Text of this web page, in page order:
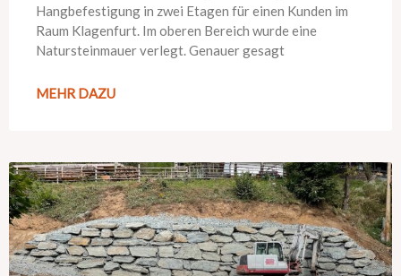
Hangbefestigung in zwei Etagen für einen Kunden im
Raum Klagenfurt. Im oberen Bereich wurde eine
Natursteinmauer verlegt. Genauer gesagt
MEHR DAZU